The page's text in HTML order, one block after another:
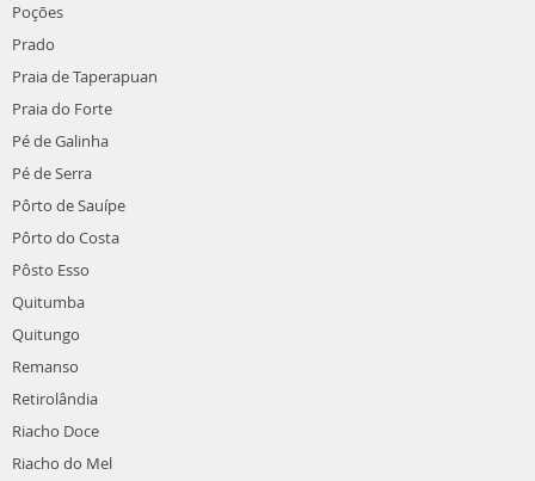
Poções
Prado
Praia de Taperapuan
Praia do Forte
Pé de Galinha
Pé de Serra
Pôrto de Sauípe
Pôrto do Costa
Pôsto Esso
Quitumba
Quitungo
Remanso
Retirolândia
Riacho Doce
Riacho do Mel